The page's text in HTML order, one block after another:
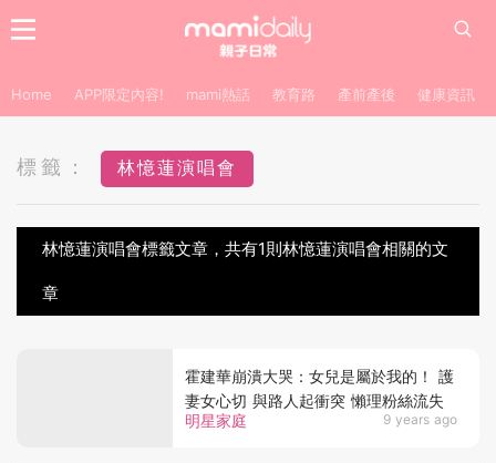
Home APP限定內容! mami熱話 教育路 產前產後 健康資訊
標籤： 林憶蓮演唱會
林憶蓮演唱會標籤文章，共有1則林憶蓮演唱會相關的文
章
明星家庭 9 years ago
霍建華崩潰大哭：女兒是屬於我的！ 護
妻女心切 與路人起衝突 懶理粉絲流失